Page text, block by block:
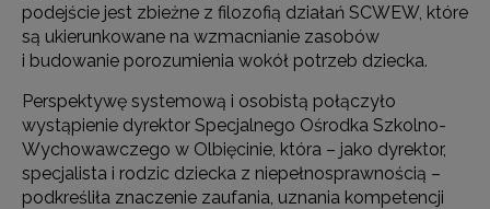
podejście jest zbieżne z filozofią działań SCWEW, które
są ukierunkowane na wzmacnianie zasobów
i budowanie porozumienia wokół potrzeb dziecka.
Perspektywę systemową i osobistą połączyło
wystąpienie dyrektor Specjalnego Ośrodka Szkolno-
Wychowawczego w Olbięcinie, która – jako dyrektor,
specjalista i rodzic dziecka z niepełnosprawnością –
podkreśliła znaczenie zaufania, uznania kompetencji